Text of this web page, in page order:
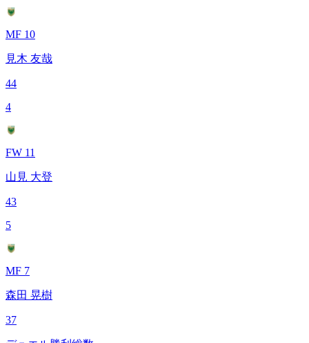
MF 10
見木 友哉
44
4
FW 11
山見 大登
43
5
MF 7
森田 晃樹
37